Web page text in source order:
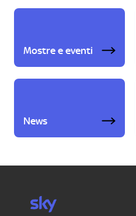
Mostre e eventi
News